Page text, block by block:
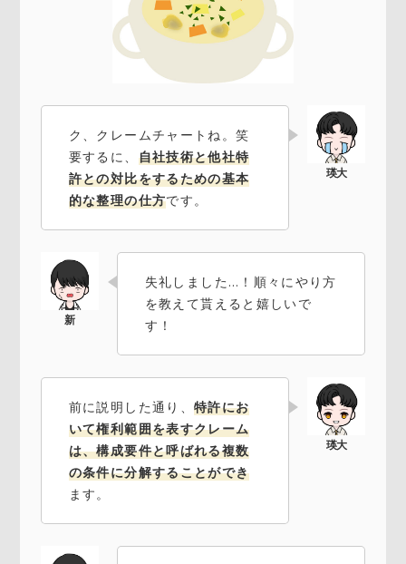
ク、クレームチャートね。笑
要するに、 自社技術と他社特
許との対比をするための基本
的な整理の仕方です。
失礼しました…！順々にやり方
を教えて貰えると嬉しいで
す！
前に説明した通り、 特許にお
いて権利範囲を表すクレーム
は、構成要件と呼ばれる複数
の条件に分解することができ
ます。